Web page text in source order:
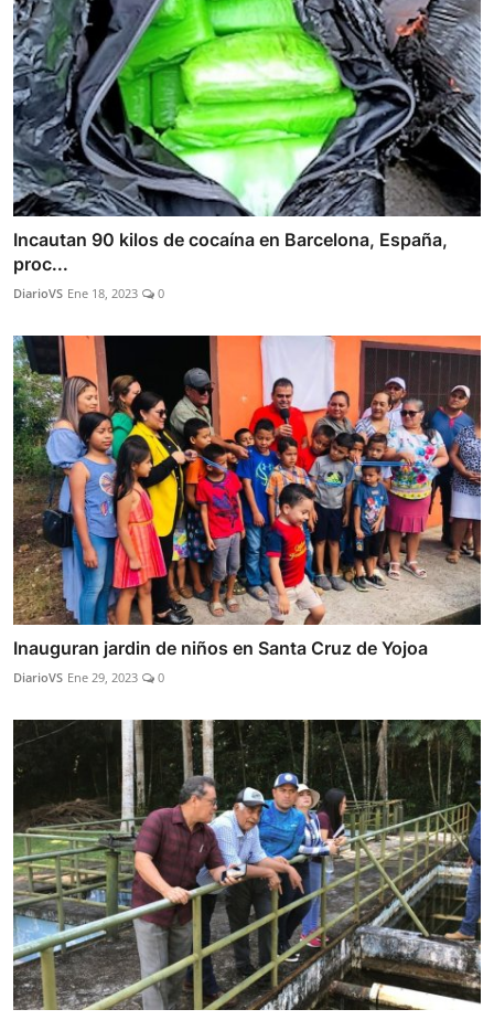
Incautan 90 kilos de cocaína en Barcelona, España,
proc...
DiarioVS Ene 18, 2023 0
Inauguran jardin de niños en Santa Cruz de Yojoa
DiarioVS Ene 29, 2023 0